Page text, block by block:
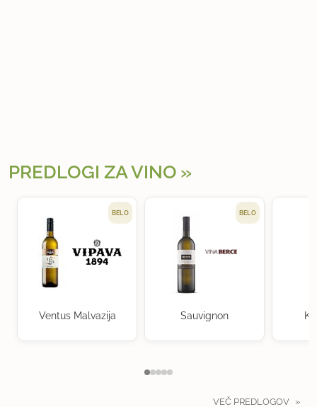
PREDLOGI ZA VINO
BELO
Ventus Malvazija
BELO
Sauvignon
VEČ PREDLOGOV